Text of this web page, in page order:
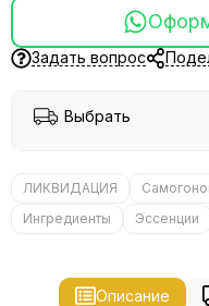
Задать вопрос
Выбрать
ЛИКВИДАЦИЯ
Ингредиенты
Эссенции
Описание